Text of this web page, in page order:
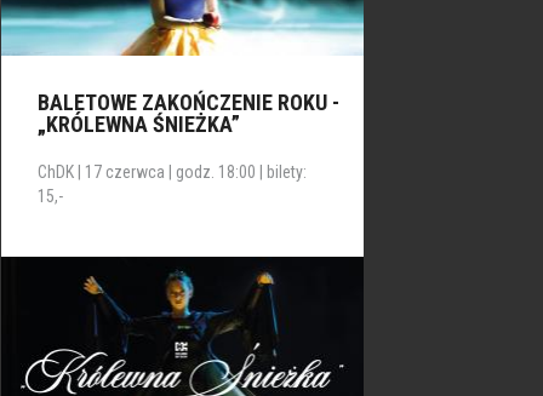
BALETOWE ZAKOŃCZENIE ROKU -
„KRÓLEWNA ŚNIEŻKA”
ChDK | 17 czerwca | godz. 18:00 | bilety:
15,-